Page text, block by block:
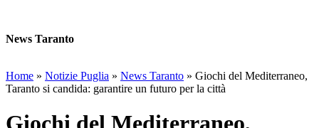
News Taranto
Home » Notizie Puglia » News Taranto » Giochi del Mediterraneo,
Taranto si candida: garantire un futuro per la città